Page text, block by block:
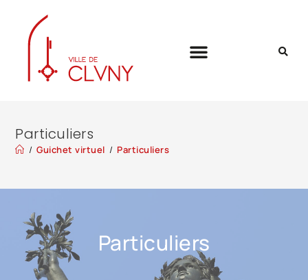
Particuliers
/ Guichet virtuel / Particuliers
Particuliers